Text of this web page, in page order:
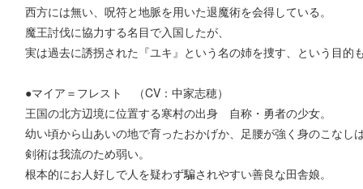
西方には無い、呪符と地脈を用いた退魔術を会得している。
魔王討伐に協力する名目で入国したが、
実は過去に誘拐された『ユキ』という名の姉を捜す、という目的
●マイア＝フレスト （CV：中家志穂）
王国の北方辺境に位置する寒村の出身 自称・勇者の少女。
幼い頃から山あいの地で育ったおかげか、足腰が強く身のこなし
剣術は我流のため弱い。
根本的にお人好しで人を疑わず騙されやすい善良な田舎娘。